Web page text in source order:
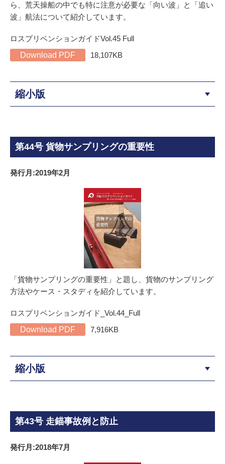
ら、荒天操船の中でも特に注意が必要な「向い波」と「追い
波」航法について紹介しています。
ロスプリベンションガイドVol.45 Full
Download PDF
18,107KB
縮小版
第44号 貨物サンプリングの重要性
発行月:2019年2月
「貨物サンプリングの重要性」と題し、貨物のサンプリング
方法やケース・スタディを紹介しています。
ロスプリベンションガイド_Vol.44_Full
Download PDF
7,916KB
縮小版
第43号 走錨事故例と防止
発行月:2018年7月